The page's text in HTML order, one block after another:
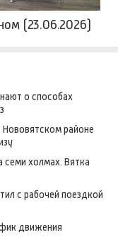
(23.06.2026)
о способах
Нововятском районе
холмах. Вятка
с рабочей поездкой
движения